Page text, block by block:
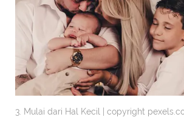
3. Mulai dari Hal Kecil | copyright